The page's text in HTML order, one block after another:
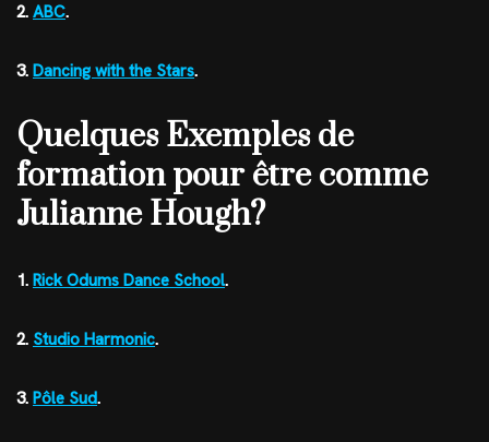
2. ABC.
3. Dancing with the Stars.
Quelques Exemples de
formation pour être comme
Julianne Hough?
1. Rick Odums Dance School.
2. Studio Harmonic.
3. Pôle Sud.